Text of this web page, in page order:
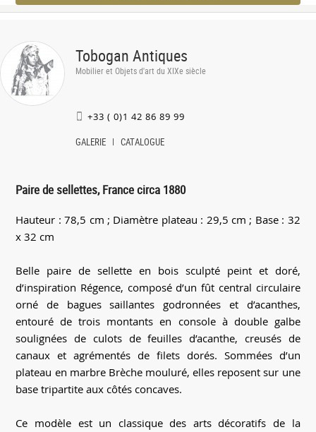
Tobogan Antiques
Mobilier et Objets d'art du XIXe siècle
+33 ( 0)1 42 86 89 99
GALERIE CATALOGUE
Paire de sellettes, France circa 1880
Hauteur : 78,5 cm ; Diamètre plateau : 29,5 cm ; Base : 32
x 32 cm
Belle paire de sellette en bois sculpté peint et doré,
d’inspiration Régence, composé d’un fût central circulaire
orné de bagues saillantes godronnées et d’acanthes,
entouré de trois montants en console à double galbe
soulignées de culots de feuilles d’acanthe, creusés de
canaux et agrémentés de filets dorés. Sommées d’un
plateau en marbre Brèche mouluré, elles reposent sur une
base tripartite aux côtés concaves.
Ce modèle est un classique des arts décoratifs de la